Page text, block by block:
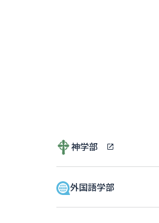
神学部
外国語学部